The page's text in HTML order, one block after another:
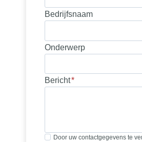
Bedrijfsnaam
Onderwerp
Bericht*
Door uw contactgegevens te